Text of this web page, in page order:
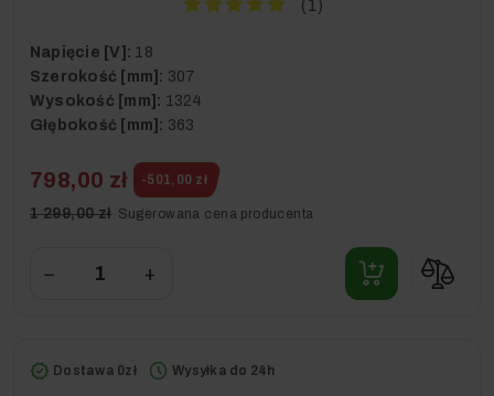
(1)
Napięcie [V]: 18
Szerokość [mm]: 307
Wysokość [mm]: 1324
Głębokość [mm]: 363
798,00 zł -501,00 zł
1 299,00 zł Sugerowana cena producenta
− +
Dostawa 0zł Wysyłka do 24h